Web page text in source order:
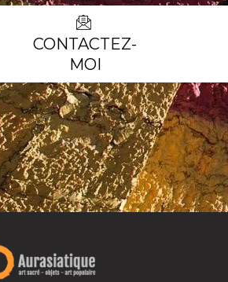
CONTACTEZ-
MOI